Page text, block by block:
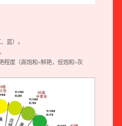
蓝）。
程度（高饱和=鲜艳，低饱和=灰